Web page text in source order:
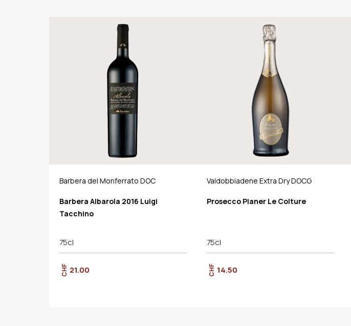
Barbera del Monferrato DOC
Barbera Albarola 2016 Luigi
Tacchino
75cl
CHF 21.00
Valdobbiadene Extra Dry DOCG
Prosecco Pianer Le Colture
75cl
CHF 14.50